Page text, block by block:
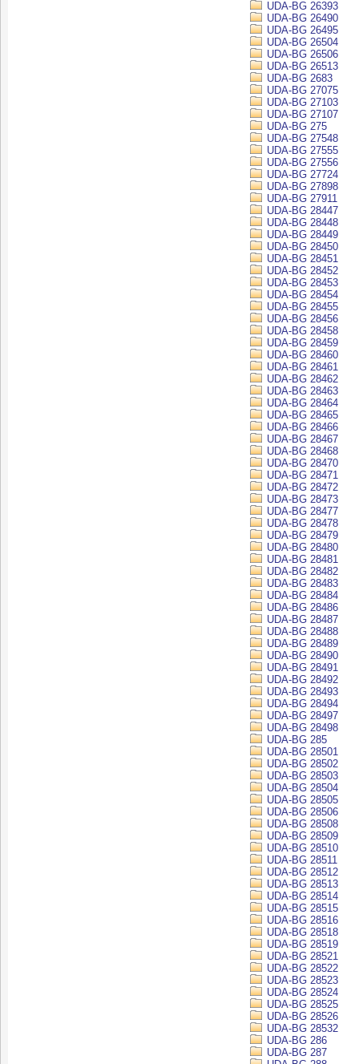
UDA-BG 26393
UDA-BG 26490
UDA-BG 26495
UDA-BG 26504
UDA-BG 26506
UDA-BG 26513
UDA-BG 2683
UDA-BG 27075
UDA-BG 27103
UDA-BG 27107
UDA-BG 275
UDA-BG 27548
UDA-BG 27555
UDA-BG 27556
UDA-BG 27724
UDA-BG 27898
UDA-BG 27911
UDA-BG 28447
UDA-BG 28448
UDA-BG 28449
UDA-BG 28450
UDA-BG 28451
UDA-BG 28452
UDA-BG 28453
UDA-BG 28454
UDA-BG 28455
UDA-BG 28456
UDA-BG 28458
UDA-BG 28459
UDA-BG 28460
UDA-BG 28461
UDA-BG 28462
UDA-BG 28463
UDA-BG 28464
UDA-BG 28465
UDA-BG 28466
UDA-BG 28467
UDA-BG 28468
UDA-BG 28470
UDA-BG 28471
UDA-BG 28472
UDA-BG 28473
UDA-BG 28477
UDA-BG 28478
UDA-BG 28479
UDA-BG 28480
UDA-BG 28481
UDA-BG 28482
UDA-BG 28483
UDA-BG 28484
UDA-BG 28486
UDA-BG 28487
UDA-BG 28488
UDA-BG 28489
UDA-BG 28490
UDA-BG 28491
UDA-BG 28492
UDA-BG 28493
UDA-BG 28494
UDA-BG 28497
UDA-BG 28498
UDA-BG 285
UDA-BG 28501
UDA-BG 28502
UDA-BG 28503
UDA-BG 28504
UDA-BG 28505
UDA-BG 28506
UDA-BG 28508
UDA-BG 28509
UDA-BG 28510
UDA-BG 28511
UDA-BG 28512
UDA-BG 28513
UDA-BG 28514
UDA-BG 28515
UDA-BG 28516
UDA-BG 28518
UDA-BG 28519
UDA-BG 28521
UDA-BG 28522
UDA-BG 28523
UDA-BG 28524
UDA-BG 28525
UDA-BG 28526
UDA-BG 28532
UDA-BG 286
UDA-BG 287